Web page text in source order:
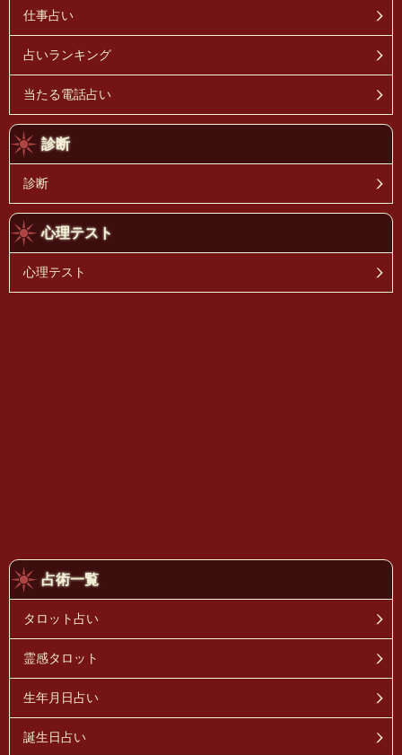
仕事占い
占いランキング
当たる電話占い
診断
診断
心理テスト
心理テスト
占術一覧
タロット占い
霊感タロット
生年月日占い
誕生日占い